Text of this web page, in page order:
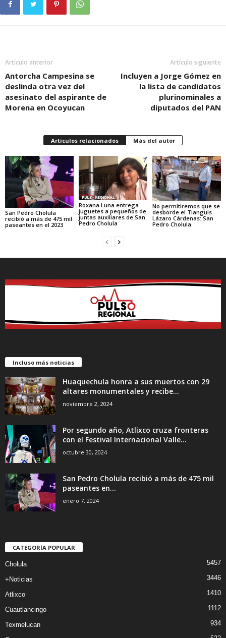
Artículo anterior
Antorcha Campesina se
deslinda otra vez del
asesinato del aspirante de
Morena en Ocoyucan
Artículo siguiente
Incluyen a Jorge Gómez en
la lista de candidatos
plurinominales a
diputados del PAN
Artículos relacionados Más del autor
San Pedro Cholula
recibió a más de 475 mil
paseantes en el 2023
Roxana Luna entrega
juguetes a pequeños de
juntas auxiliares de San
Pedro Cholula
No permitiremos que se
desborde el Tianguis
Lázaro Cárdenas: San
Pedro Cholula
Incluso más noticias
Huaquechula honra a sus muertos con 29
altares monumentales y recibe...
noviembre 2, 2024
Por segundo año, Atlixco cruza fronteras
con el Festival Internacional Valle...
octubre 30, 2024
San Pedro Cholula recibió a más de 475 mil
paseantes en...
enero 7, 2024
CATEGORÍA POPULAR
Cholula 5457
+Noticias 3446
Atlixco 1410
Cuautlancingo 1112
Texmelucan 934